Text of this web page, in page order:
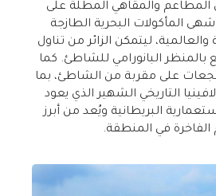
والمقاهي المطلة على
المأكولات البحرية الطازجة
والعالمية، ليتمكن الزائر من تناول
البانورامي للشاطئ. كما
على مقربة من الشاطئ، بما
التاريخي الشهير الذي يعود
البريطانية ويُعد من أبرز
الفاخرة في المنطقة.